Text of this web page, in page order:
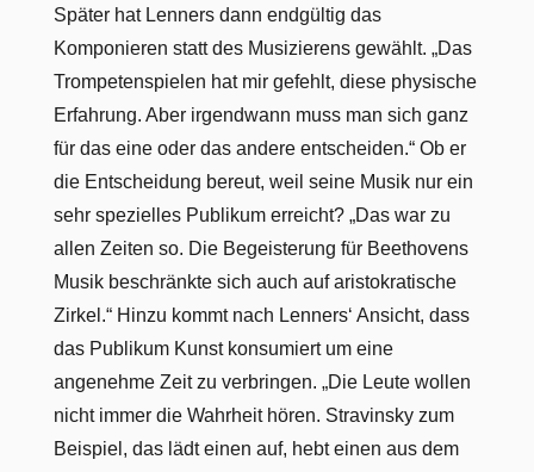
Später hat Lenners dann endgültig das
Komponieren statt des Musizierens gewählt. „Das
Trompetenspielen hat mir gefehlt, diese physische
Erfahrung. Aber irgendwann muss man sich ganz
für das eine oder das andere entscheiden.“ Ob er
die Entscheidung bereut, weil seine Musik nur ein
sehr spezielles Publikum erreicht? „Das war zu
allen Zeiten so. Die Begeisterung für Beethovens
Musik beschränkte sich auch auf aristokratische
Zirkel.“ Hinzu kommt nach Lenners‘ Ansicht, dass
das Publikum Kunst konsumiert um eine
angenehme Zeit zu verbringen. „Die Leute wollen
nicht immer die Wahrheit hören. Stravinsky zum
Beispiel, das lädt einen auf, hebt einen aus dem